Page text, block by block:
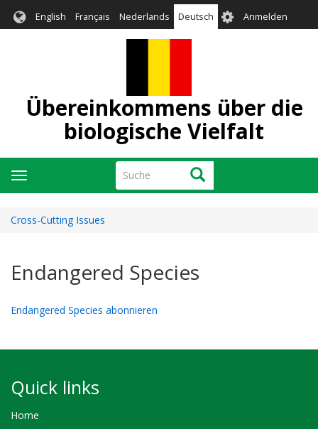
zum
English Français Nederlands Deutsch User
account
Anmelden
Übereinkommens über die
biologische Vielfalt
Suche Suche
Navigation
aktivieren/deaktivieren
Cross-Cutting Issues
Endangered Species
Endangered Species abonnieren
Quick links
Home